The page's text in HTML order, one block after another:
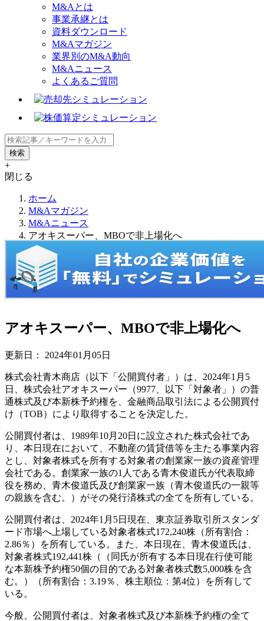
M&Aとは
事業承継とは
資料ダウンロード
M&Aマガジン
業界別のM&A動向
M&Aニュース
よくあるご質問
+
閉じる
ホーム
M&Aマガジン
M&Aニュース
アオキスーパー、MBOで非上場化へ
アオキスーパー、MBOで非上場化へ
更新日： 2024年01月05日
株式会社青木商店（以下「公開買付者」）は、2024年1月5
日、株式会社アオキスーパー（9977、以下「対象者」）の普
通株式及び本新株予約権を、金融商品取引法による公開買付
け（TOB）により取得することを決定した。
公開買付者は、1989年10月20日に設立された株式会社であ
り、本日現在において、不動産の賃貸借等を主たる事業内容
とし、対象者株式を所有する対象者の創業家一族の資産管理
会社である。創業家一族の1人である青木俊道氏が代表取締
役を務め、青木俊道氏及び創業家一族（青木俊道氏の一親等
の親族を含む。）がその発行済株式の全てを所有している。
公開買付者は、2024年1月5日現在、東京証券取引所スタンダ
ード市場へ上場している対象者株式172,240株（所有割合：
2.86％）を所有している。また、本日現在、青木俊道氏は、
対象者株式192,441株（（同氏が所有する本日現在行使可能
な本新株予約権50個の目的である対象者株式数5,000株を含
む。）（所有割合：3.19％、株主順位：第4位）を所有して
いる。
今般、公開買付者は、対象者株式及び本新株予約権の全て